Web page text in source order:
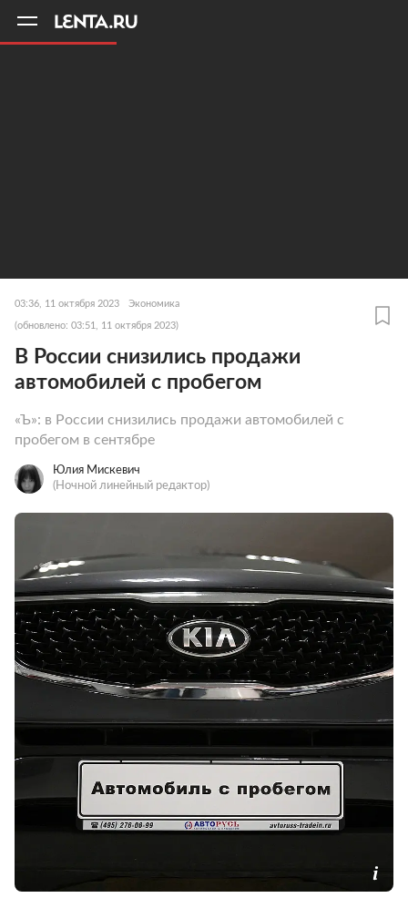
03:36, 11 октября 2023 Экономика
(обновлено: 03:51, 11 октября 2023)
В России снизились продажи
автомобилей с пробегом
«Ъ»: в России снизились продажи автомобилей с
пробегом в сентябре
Юлия Мискевич
(Ночной линейный редактор)